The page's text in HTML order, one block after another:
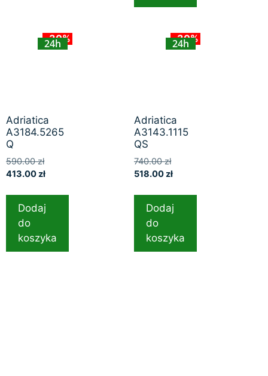
-30%
24h
Adriatica
A3184.5265
Q
590.00zł
413.00 zł
Dodaj
do
koszyka
-30%
24h
Adriatica
A3143.1115
QS
740.00zł
518.00 zł
Dodaj
do
koszyka